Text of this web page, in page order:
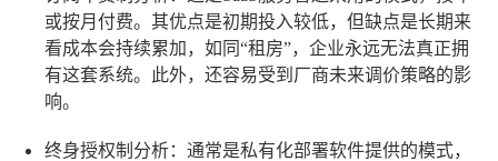
或按月付费。其优点是初期投入较低，但缺点是长期来
看成本会持续累加，如同“租房”，企业永远无法真正拥
有这套系统。此外，还容易受到厂商未来调价策略的影
响。
终身授权制分析：通常是私有化部署软件提供的模式，